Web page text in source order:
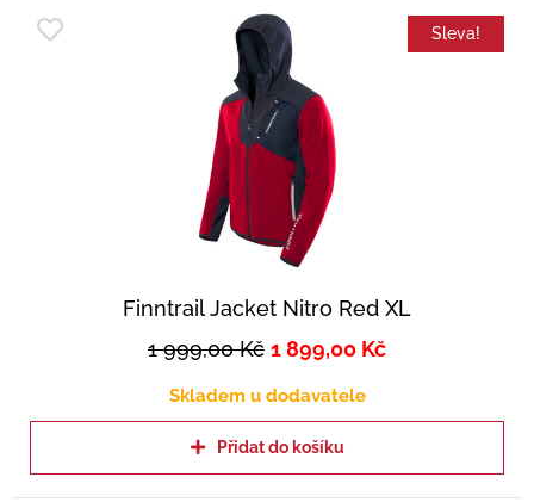
Sleva!
Finntrail Jacket Nitro Red XL
1 999,00Kč 1 899,00 Kč
Skladem u dodavatele
Přidat do košíku